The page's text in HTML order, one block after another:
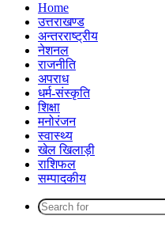
Home
उत्तराखण्ड
अन्तरराष्ट्रीय
नेशनल
राजनीति
अपराध
धर्म-संस्कृति
शिक्षा
मनोरंजन
स्वास्थ्य
खेल खिलाड़ी
राशिफल
सम्पादकीय